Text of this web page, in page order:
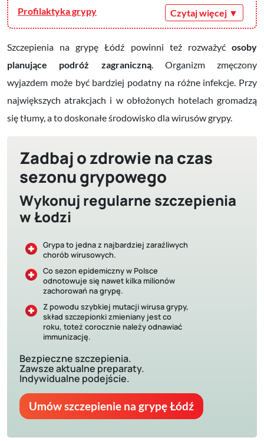
Profilaktyka grypy
Szczepienia na grypę Łódź powinni też rozważyć osoby
planujące podróż zagraniczną. Organizm zmęczony
wyjazdem może być bardziej podatny na różne infekcje. Przy
największych atrakcjach i w obłożonych hotelach gromadzą
się tłumy, a to doskonałe środowisko dla wirusów grypy.
Zadbaj o zdrowie na czas
sezonu grypowego
Wykonuj regularne szczepienia
w Łodzi
Grypa to jedna z najbardziej zaraźliwych
chorób wirusowych.
Co sezon epidemiczny w Polsce
odnotowuje się nawet kilka milionów
zachorowań na grypę.
Z powodu szybkiej mutacji wirusa grypy,
skład szczepionki zmieniany jest co
roku, toteż corocznie należy odnawiać
immunizację.
Bezpieczne szczepienia.
Zawsze aktualne preparaty.
Indywidualne podejście.
Umów szczepienie na grypę Łódź